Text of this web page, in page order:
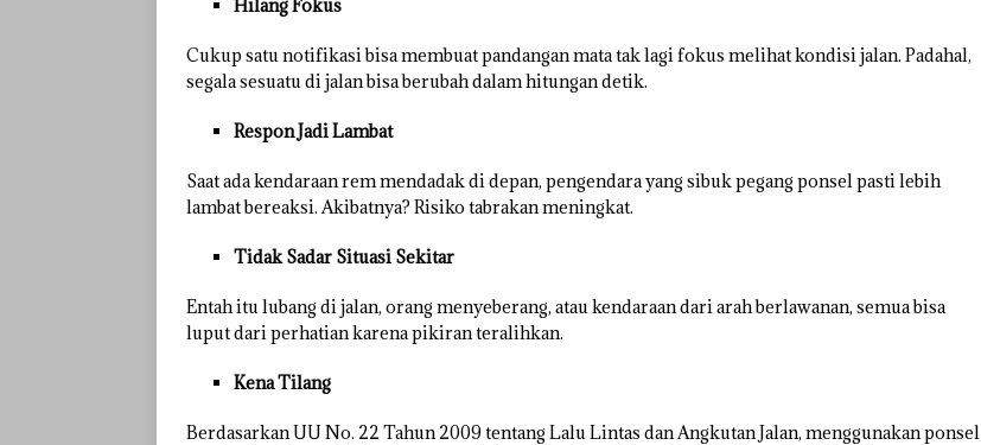
Hilang Fokus
Cukup satu notifikasi bisa membuat pandangan mata tak lagi fokus melihat kondisi jalan. Padahal,
segala sesuatu di jalan bisa berubah dalam hitungan detik.
Respon Jadi Lambat
Saat ada kendaraan rem mendadak di depan, pengendara yang sibuk pegang ponsel pasti lebih
lambat bereaksi. Akibatnya? Risiko tabrakan meningkat.
Tidak Sadar Situasi Sekitar
Entah itu lubang di jalan, orang menyeberang, atau kendaraan dari arah berlawanan, semua bisa
luput dari perhatian karena pikiran teralihkan.
Kena Tilang
Berdasarkan UU No. 22 Tahun 2009 tentang Lalu Lintas dan Angkutan Jalan, menggunakan ponsel